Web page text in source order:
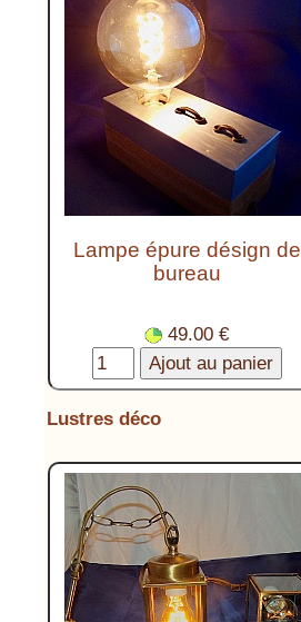
Lampe épure désign de
bureau
49.00 €
Lustres déco